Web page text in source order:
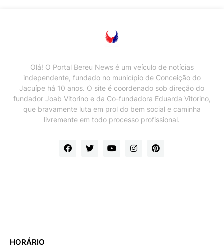
Olá! O Portal Bereu News é um veículo de notícias
independente, fundado no município de Conceição do
Jacuípe há 10 anos. O site é coordenado sob direção do
fundador Joab Vitorino e da Co-fundadora Eduarda Vitorino,
que bravamente luta em prol do bem social e caminha
livremente em todo processo profissional.
HORÁRIO